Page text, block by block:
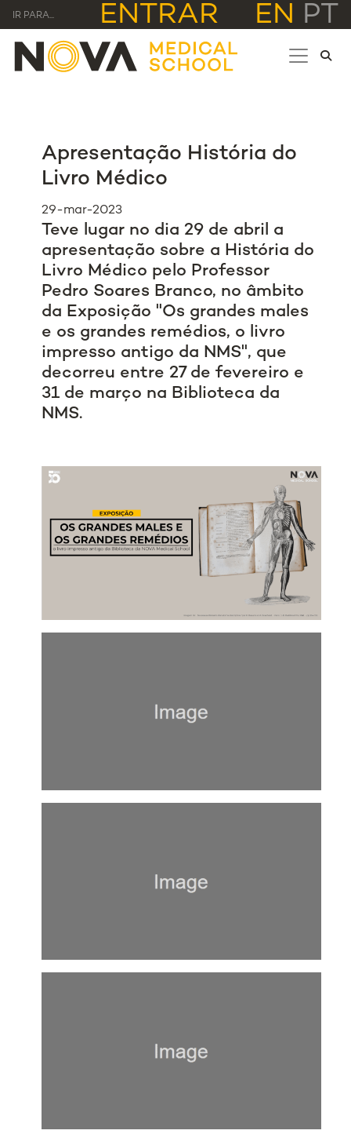
IR PARA... ENTRAR EN PT
Apresentação História do
Livro Médico
29-mar-2023
Teve lugar no dia 29 de abril a
apresentação sobre a História do
Livro Médico pelo Professor
Pedro Soares Branco, no âmbito
da Exposição "Os grandes males
e os grandes remédios, o livro
impresso antigo da NMS", que
decorreu entre 27 de fevereiro e
31 de março na Biblioteca da
NMS.